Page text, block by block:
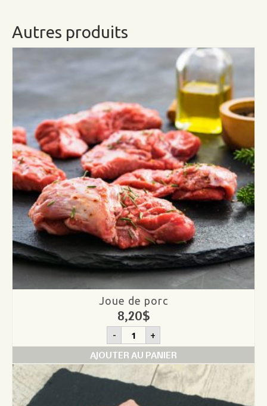
Autres produits
Joue de porc
8,20$
- quantité
de
Joue
de
+
AJOUTER AU PANIER